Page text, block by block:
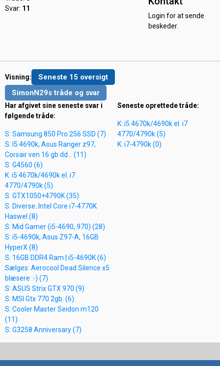
Svar: 11
Login for at sende
beskeder.
Visning:
Seneste 15 oversigt
SimonN29s tråde og svar
Har afgivet sine seneste svar i
følgende tråde:
S: Samsung 850 Pro 256 SSD (7)
S: I5 4690k, Asus Ranger z97,
Corsair ven 16 gb dd... (11)
S: G4560 (6)
K: i5 4670k/4690k el. i7
4770/4790k (5)
S: GTX1050+4790K (35)
S: Diverse..Intel Core i7-4770K
Haswel (8)
S: Mid Gamer (i5-4690, 970) (28)
S: i5-4690k, Asus Z97-A, 16GB
HyperX (8)
S: 16GB DDR4 Ram | i5-4690K (6)
Sælges: Aerocool Dead Silence x5
blæsere :-) (7)
S: ASUS Strix GTX 970 (9)
S: MSI Gtx 770 2gb. (6)
S: Cooler Master Seidon m120
(11)
S: G3258 Anniversary (7)
Seneste oprettede tråde:
K: i5 4670k/4690k el. i7
4770/4790k (5)
K: i7-4790k (0)